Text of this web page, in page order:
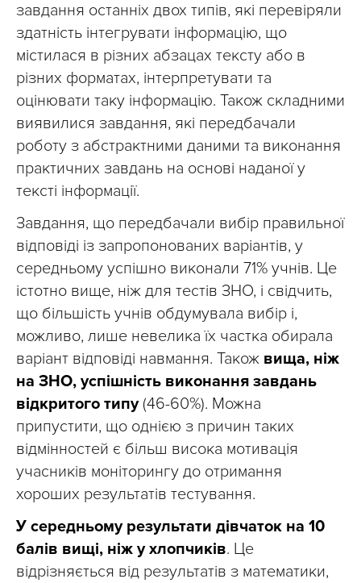
завдання останніх двох типів, які перевіряли
здатність інтегрувати інформацію, що
містилася в різних абзацах тексту або в
різних форматах, інтерпретувати та
оцінювати таку інформацію. Також складними
виявилися завдання, які передбачали
роботу з абстрактними даними та виконання
практичних завдань на основі наданої у
тексті інформації.
Завдання, що передбачали вибір правильної
відповіді із запропонованих варіантів, у
середньому успішно виконали 71% учнів. Це
істотно вище, ніж для тестів ЗНО, і свідчить,
що більшість учнів обдумувала вибір і,
можливо, лише невелика їх частка обирала
варіант відповіді навмання. Також вища, ніж
на ЗНО, успішність виконання завдань
відкритого типу(46-60%). Можна
припустити, що однією з причин таких
відмінностей є більш висока мотивація
учасників моніторингу до отримання
хороших результатів тестування.
У середньому результати дівчаток на 10
балів вищі, ніж у хлопчиків. Це
відрізняється від результатів з математики,